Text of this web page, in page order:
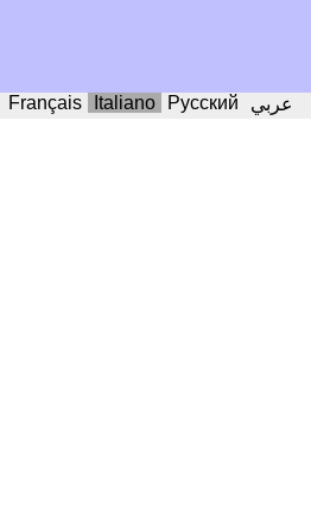
Français Italiano Русский عربي